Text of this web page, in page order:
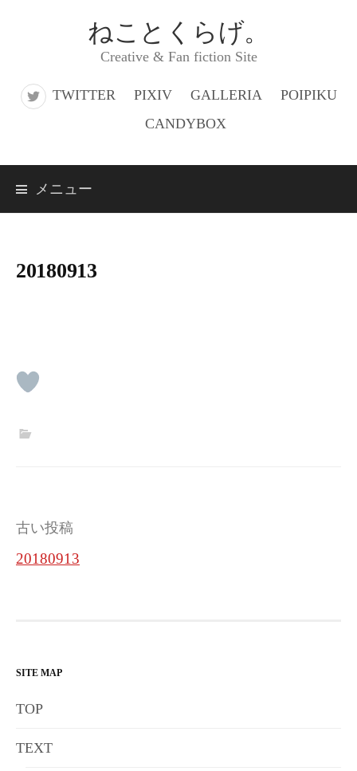
ス
ねことくらげ。
Creative & Fan fiction Site
TWITTER PIXIV GALLERIA
POIPIKU
CANDYBOX
メニュー
20180913
投
稿
ー
シ
ン
古い投稿
20180913
SITE MAP
TOP
TEXT